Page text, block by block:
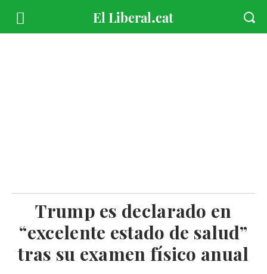
Trump es declarado en
“excelente estado de salud”
tras su examen físico anual